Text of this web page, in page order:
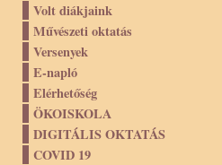
Volt diákjaink
Művészeti oktatás
Versenyek
E-napló
Elérhetőség
ÖKOISKOLA
DIGITÁLIS OKTATÁS
COVID 19